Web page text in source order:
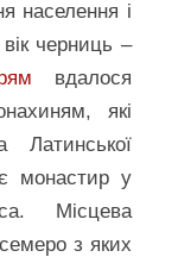
населення і
черниць –
вдалося
які
монастир у
Місцева
з яких